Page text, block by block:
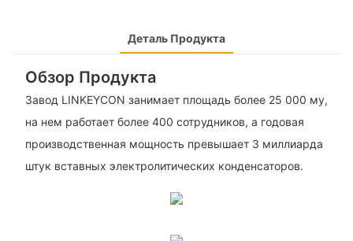
Деталь Продукта
Обзор Продукта
Завод LINKEYCON занимает площадь более 25 000 му,
на нем работает более 400 сотрудников, а годовая
производственная мощность превышает 3 миллиарда
штук вставных электролитических конденсаторов.